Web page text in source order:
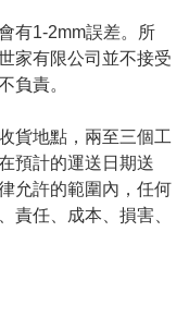
有1-2mm誤差。所
家有限公司並不接受
負責。
貨地點，兩至三個工
預計的運送日期送
允許的範圍內，任何
責任、成本、損害、